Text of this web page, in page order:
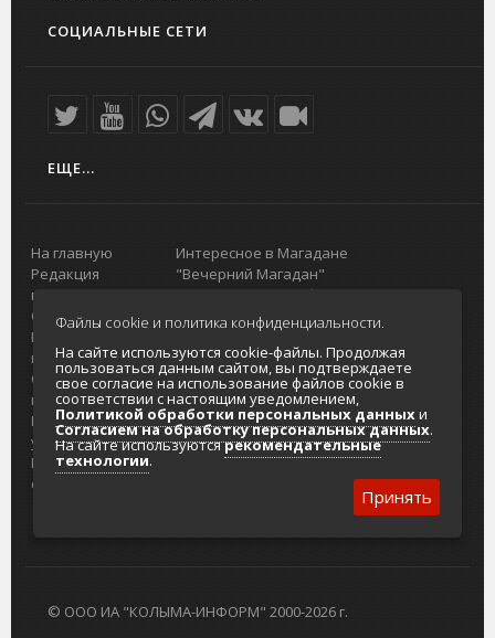
СОЦИАЛЬНЫЕ СЕТИ
ЕЩЕ...
На главную
Редакция
портала
О проекте
Реклама на
портале
Отзывы и
предложения
Интернет-
услуги
Разработка
сайтов
Интересное в Магадане
"Вечерний Магадан"
Городская доска объявлений
Реклама
Главный туристический портал
Колымы
Политика в отношении обработки
персональных данных
Согласие на обработку персональных
данных
© ООО ИА "КОЛЫМА-ИНФОРМ" 2000-2026 г.
Файлы cookie и политика конфиденциальности.
На сайте используются cookie-файлы. Продолжая
пользоваться данным сайтом, вы подтверждаете
свое согласие на использование файлов cookie в
соответствии с настоящим уведомлением,
Политикой обработки персональных данныхи
Согласием на обработку персональных данных.
На сайте используютсярекомендательные
технологии.
Принять